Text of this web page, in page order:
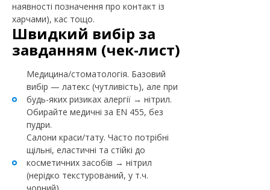
наявності позначення про контакт із
харчами), кас тощо.
Швидкий вибір за
завданням (чек-лист)
Медицина/стоматологія. Базовий
вибір — латекс (чутливість), але при
будь-яких ризиках алергії → нітрил.
Обирайте медичні за EN 455, без
пудри.
Салони краси/тату. Часто потрібні
щільні, еластичні та стійкі до
косметичних засобів → нітрил
(нерідко текстурований, у т.ч.